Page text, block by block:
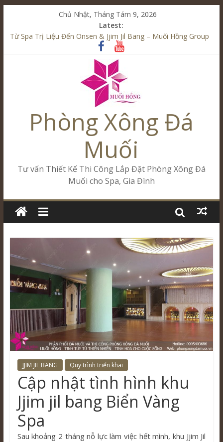
Chủ Nhật, Tháng Tám 9, 2026
Latest:
Tăng Doanh Số Kinh Doanh Lắp Đặt Onsen & Jjim Jil Bang –
Từ Spa Trị Liệu Đến Onsen & Jjim Jil Bang – Muối Hồng Group
Kết Hợp Onsen & Jjim Jil Bang Trong Mô Hình Spa – Muối
Cham Riverside Onsen & Jjim Jil Bang Đà Nẵng Muối Hồng
Spa Jjim Jil Bang Kết Hợp Onsen – Kinh Doanh Chuẩn Sao –
Muối Hồng Group
Phòng Xông Đá
Muối
Tư vấn Thiết Kế Thi Công Lắp Đặt Phòng Xông Đá
Muối cho Spa, Gia Đình
JJIM JIL BANG Quy trình triển khai
Cập nhật tình hình khu
Jjim jil bang Biển Vàng
Spa
Sau khoảng 2 tháng nỗ lực làm việc hết mình, khu Jjim Jil